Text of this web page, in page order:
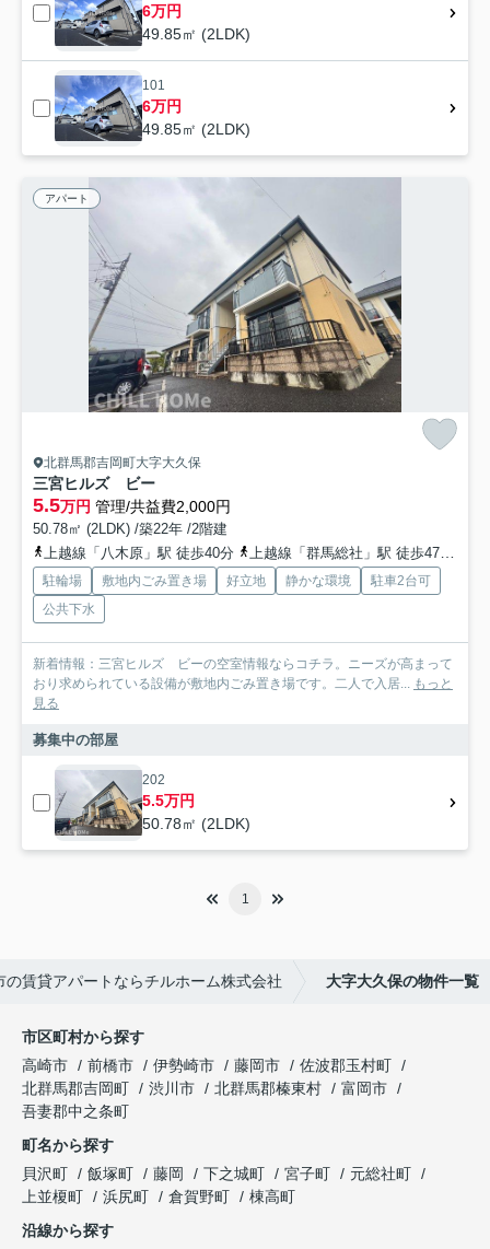
6万円
49.85㎡ (2LDK)
101
6万円
49.85㎡ (2LDK)
アパート
北群馬郡吉岡町大字大久保
三宮ヒルズ ビー
5.5万円 管理/共益費2,000円
50.78㎡ (2LDK) /築22年 /2階建
上越線「八木原」駅 徒歩40分
上越線「群馬総社」駅 徒歩47分
駐輪場 敷地内ごみ置き場 好立地 静かな環境
駐車2台可
公共下水
新着情報：三宮ヒルズ ビーの空室情報ならコチラ。ニーズが高まって
おり求められている設備が敷地内ごみ置き場です。二人で入居... もっと
見る
募集中の部屋
202
5.5万円
50.78㎡ (2LDK)
1
の賃貸アパートならチルホーム株式会社 大字大久保の物件一覧
市区町村から探す
高崎市
前橋市 伊勢崎市 藤岡市
佐波郡玉村町
北群馬郡吉岡町
渋川市 北群馬郡榛東村
富岡市
吾妻郡中之条町
町名から探す
貝沢町
飯塚町 藤岡 下之城町 宮子町
元総社町
上並榎町
浜尻町 倉賀野町
棟高町
沿線から探す